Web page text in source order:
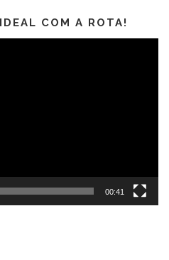
COM A ROTA!
00:41